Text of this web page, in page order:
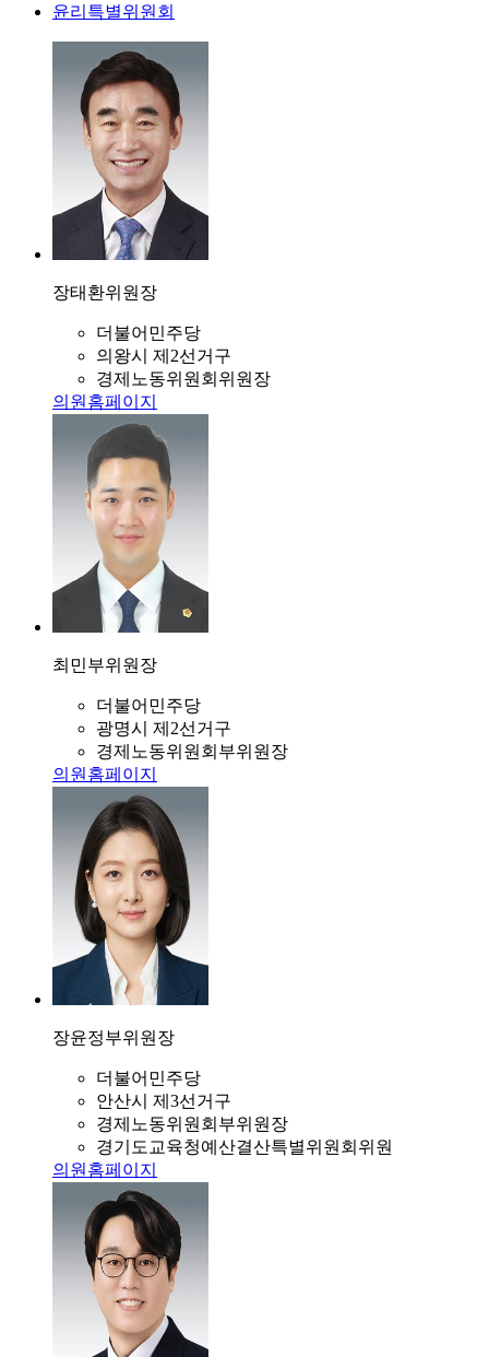
윤리특별위원회
장태환위원장
더불어민주당
의왕시 제2선거구
경제노동위원회위원장
의원홈페이지
최민부위원장
더불어민주당
광명시 제2선거구
경제노동위원회부위원장
의원홈페이지
장윤정부위원장
더불어민주당
안산시 제3선거구
경제노동위원회부위원장
경기도교육청예산결산특별위원회위원
의원홈페이지